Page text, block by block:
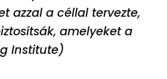
azzal a céllal tervezte,
amelyeket a
Institute)